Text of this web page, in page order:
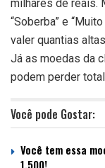
milhares de reais.
“Soberba” e
valer quantias
Já as moedas da
podem perder
Você pode Gostar:
Você tem essa
1.500!